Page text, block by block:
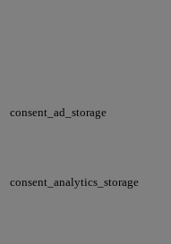
consent_ad_storage
consent_analytics_storage